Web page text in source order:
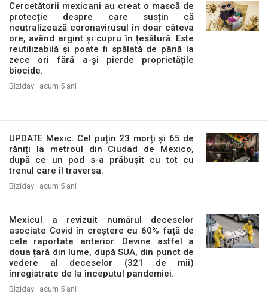
Cercetătorii mexicani au creat o mască de
protecție despre care susțin că
neutralizează coronavirusul în doar câteva
ore, având argint şi cupru în țesătură. Este
reutilizabilă și poate fi spălată de până la
zece ori fără a-și pierde proprietățile
biocide.
Biziday · acum 5 ani
UPDATE Mexic. Cel puțin 23 morți și 65 de
răniți la metroul din Ciudad de Mexico,
după ce un pod s-a prăbușit cu tot cu
trenul care îl traversa.
Biziday · acum 5 ani
Mexicul a revizuit numărul deceselor
asociate Covid în creștere cu 60% față de
cele raportate anterior. Devine astfel a
doua țară din lume, după SUA, din punct de
vedere al deceselor (321 de mii)
înregistrate de la începutul pandemiei.
Biziday · acum 5 ani